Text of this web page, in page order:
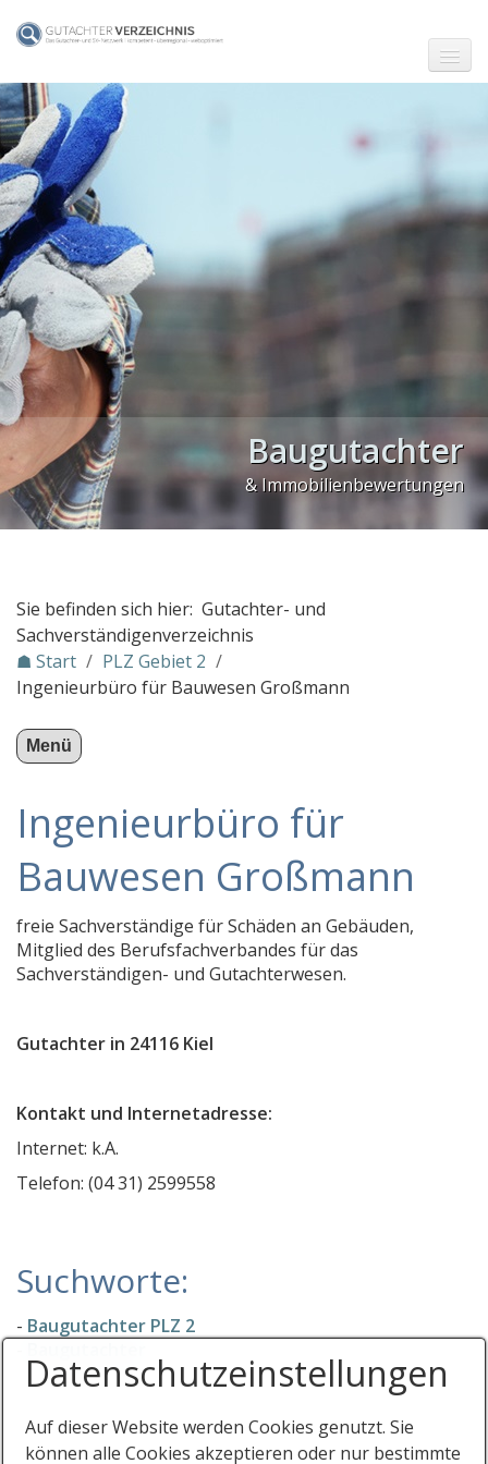
☗ Start
Gutachter in Berlin
Gutachter in Frankfurt (Main)
Gutachter in Hamburg
Gutachter in Köln
Gutachter in München
Gutachter in Stuttgart
PLZ Gebiet 0
PLZ Gebiet 1
PLZ Gebiet 2
Kfz-Sachverständigenbüro Jens S. Dell’Ali -
Sachverständigenbüro Schlüter für
STADTHOUSE IMMOBILIEN
Sachverständigenbüro Brandt
KFZ Gutachter NAD
Tobias von der Heide
a.p.gmbh astute plan gmbh
Immobilienberatung Dr. Hage
Immobilienbewertung Meier
E4U Planungsbüro Haustechnik TGA GmbH
Ahrensburger KFZ-Prüfzentrum Kay Baschant
AASB Ahrensburger Autosachverständigenbüro
Auto u. KFZ- Sachverständigenbüro Siebenhaar
Werkstatt für individuelle Gebäudesanierung
Dr. rer. nat. Ursel Laarmann
Hermann Stabenow
Sachverständigenbüro für
Praxisgemeinschaft Besch und Besch
Baugutachter
& Immobilienbewertungen
Sie befinden sich hier: Gutachter- und
Sachverständigenverzeichnis
☗ Start / PLZ Gebiet 2 /
Ingenieurbüro für Bauwesen Großmann
Menü
Ingenieurbüro für
Bauwesen Großmann
freie Sachverständige für Schäden an Gebäuden,
Mitglied des Berufsfachverbandes für das
Sachverständigen- und Gutachterwesen.
Gutachter in 24116 Kiel
Kontakt und Internetadresse:
Internet: k.A.
Telefon: (04 31) 2599558
Suchworte:
- Baugutachter PLZ 2
Datenschutz­einstellungen
Auf dieser Website werden Cookies genutzt. Sie
können alle Cookies akzeptieren oder nur bestimmte